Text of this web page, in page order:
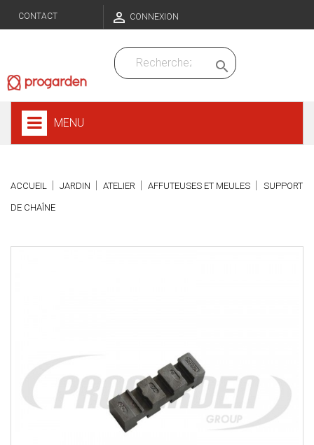
CONTACT  CONNEXION

MENU
ACCUEIL JARDIN ATELIER AFFUTEUSES ET MEULES SUPPORT
DE CHAÎNE